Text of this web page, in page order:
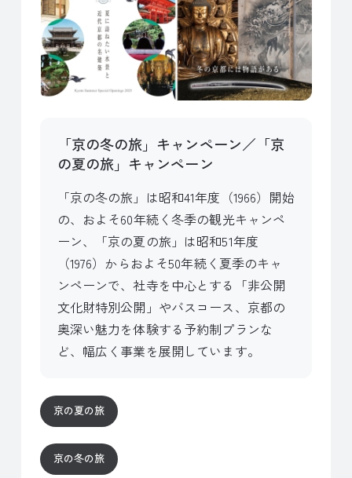
「京の冬の旅」キャンペーン／「京
の夏の旅」キャンペーン
「京の冬の旅」は昭和41年度（1966）開始
の、およそ60年続く冬季の観光キャンペ
ーン、「京の夏の旅」は昭和51年度
（1976）からおよそ50年続く夏季のキャ
ンペーンで、社寺を中心とする「非公開
文化財特別公開」やバスコース、京都の
奥深い魅力を体験する予約制プランな
ど、幅広く事業を展開しています。
京の夏の旅
京の冬の旅